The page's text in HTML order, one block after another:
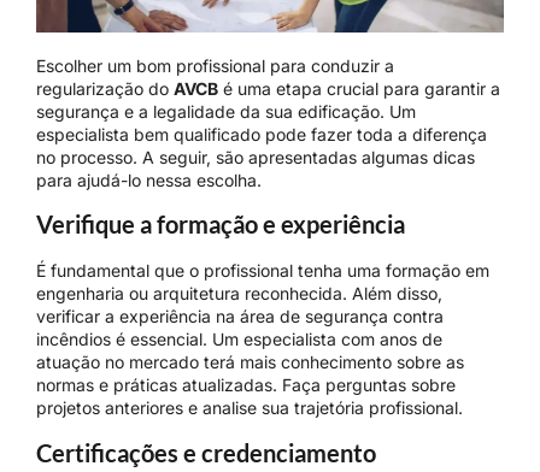
Escolher um bom profissional para conduzir a
regularização do AVCB é uma etapa crucial para garantir a
segurança e a legalidade da sua edificação. Um
especialista bem qualificado pode fazer toda a diferença
no processo. A seguir, são apresentadas algumas dicas
para ajudá-lo nessa escolha.
Verifique a formação e experiência
É fundamental que o profissional tenha uma formação em
engenharia ou arquitetura reconhecida. Além disso,
verificar a experiência na área de segurança contra
incêndios é essencial. Um especialista com anos de
atuação no mercado terá mais conhecimento sobre as
normas e práticas atualizadas. Faça perguntas sobre
projetos anteriores e analise sua trajetória profissional.
Certificações e credenciamento